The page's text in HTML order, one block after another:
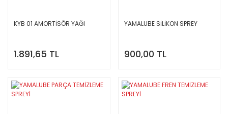
KYB 01 AMORTİSÖR YAĞI
1.891,65 TL
YAMALUBE SİLİKON SPREY
900,00 TL